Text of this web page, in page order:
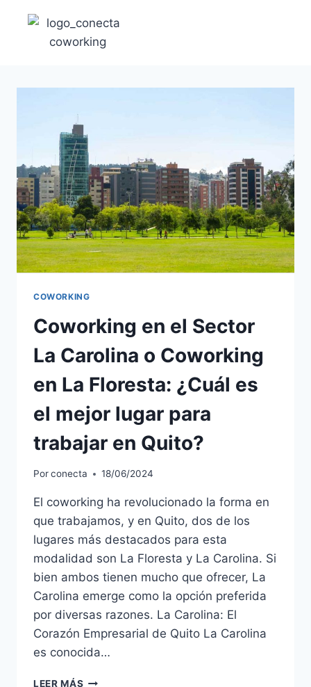
COWORKING
Coworking en el Sector
La Carolina o Coworking
en La Floresta: ¿Cuál es
el mejor lugar para
trabajar en Quito?
Porconecta 18/06/2024
El coworking ha revolucionado la forma en
que trabajamos, y en Quito, dos de los
lugares más destacados para esta
modalidad son La Floresta y La Carolina. Si
bien ambos tienen mucho que ofrecer, La
Carolina emerge como la opción preferida
por diversas razones. La Carolina: El
Corazón Empresarial de Quito La Carolina
es conocida…
LEER MÁS